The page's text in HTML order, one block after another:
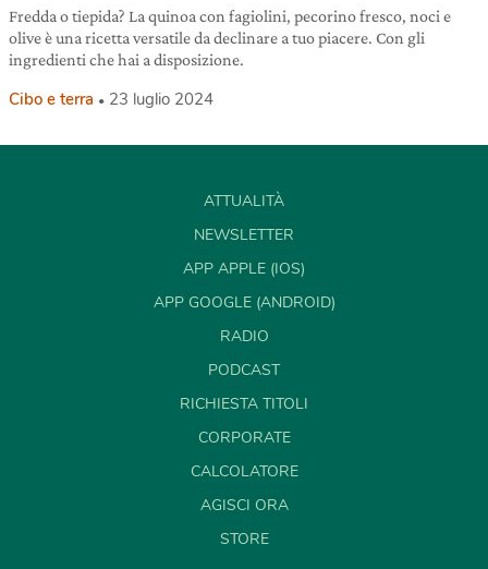
Fredda o tiepida? La quinoa con fagiolini, pecorino fresco, noci e
olive è una ricetta versatile da declinare a tuo piacere. Con gli
ingredienti che hai a disposizione.
Cibo e terra 23 luglio 2024
ATTUALITÀ
NEWSLETTER
APP APPLE (IOS)
APP GOOGLE (ANDROID)
RADIO
PODCAST
RICHIESTA TITOLI
CORPORATE
CALCOLATORE
AGISCI ORA
STORE